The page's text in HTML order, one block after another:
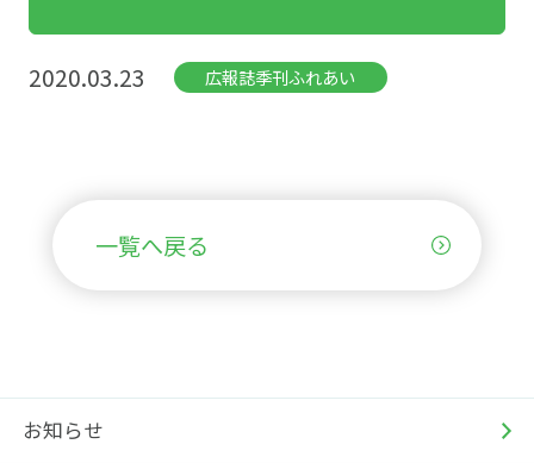
お知らせ
2020.03.23 広報誌季刊ふれあい
一覧へ戻る